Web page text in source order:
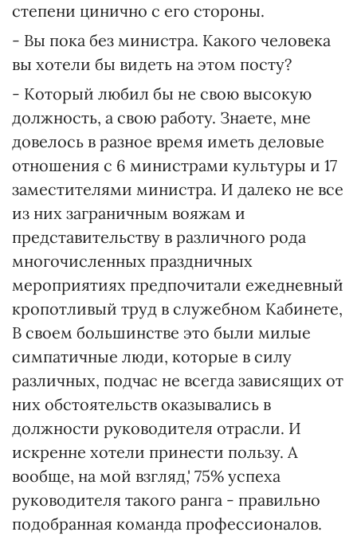
степени цинично с его стороны.
- Вы пока без министра. Какого человека
вы хотели бы видеть на этом посту?
- Который любил бы не свою высокую
должность, а свою работу. Знаете, мне
довелось в разное время иметь деловые
отношения с 6 министрами культуры и 17
заместителями министра. И далеко не все
из них заграничным вояжам и
представительству в различного рода
многочисленных праздничных
мероприятиях предпочитали ежедневный
кропотливый труд в служебном Кабинете,
В своем большинстве это были милые
симпатичные люди, которые в силу
различных, подчас не всегда зависящих от
них обстоятельств оказывались в
должности руководителя отрасли. И
искренне хотели принести пользу. А
вообще, на мой взгляд,' 75% успеха
руководителя такого ранга - правильно
подобранная команда профессионалов.